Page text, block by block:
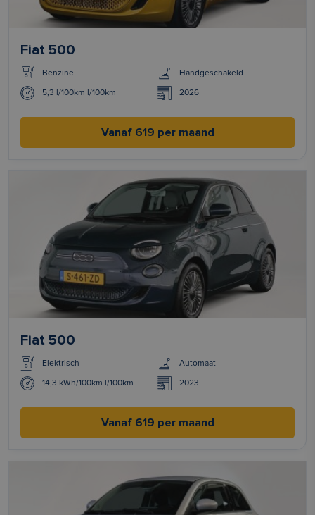
Fiat 500
Benzine Handgeschakeld
5,3 l/100km l/100km 2026
Vanaf 619 per maand
Fiat 500
Elektrisch Automaat
14,3 kWh/100km l/100km 2023
Vanaf 619 per maand